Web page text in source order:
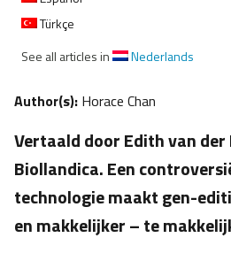
Türkçe
See all articles in
Nederlands
Author(s): Horace Chan
Vertaald door Edith van
Biollandica. Een
technologie maakt gen-
en makkelijker – te